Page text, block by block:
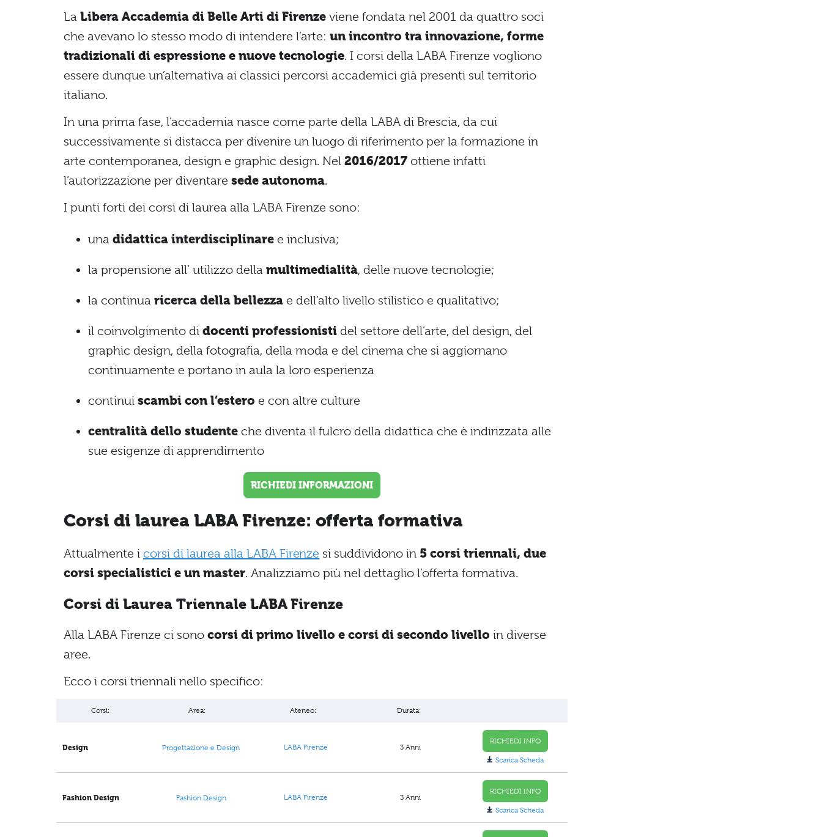
La Libera Accademia di Belle Arti di Firenze viene fondata nel 2001 da quattro soci
che avevano lo stesso modo di intendere l’arte: un incontro tra innovazione, forme
tradizionali di espressione e nuove tecnologie. I corsi della LABA Firenze vogliono
essere dunque un’alternativa ai classici percorsi accademici già presenti sul territorio
italiano.
In una prima fase, l’accademia nasce come parte della LABA di Brescia, da cui
successivamente si distacca per divenire un luogo di riferimento per la formazione in
arte contemporanea, design e graphic design. Nel 2016/2017 ottiene infatti
l’autorizzazione per diventare sede autonoma.
I punti forti dei corsi di laurea alla LABA Firenze sono:
una didattica interdisciplinare e inclusiva;
la propensione all’ utilizzo della multimedialità, delle nuove tecnologie;
la continua ricerca della bellezza e dell’alto livello stilistico e qualitativo;
il coinvolgimento di docenti professionisti del settore dell’arte, del design, del
graphic design, della fotografia, della moda e del cinema che si aggiornano
continuamente e portano in aula la loro esperienza
continui scambi con l’estero e con altre culture
centralità dello studente che diventa il fulcro della didattica che è indirizzata alle
sue esigenze di apprendimento
RICHIEDI INFORMAZIONI
Corsi di laurea LABA Firenze: offerta formativa
Attualmente i corsi di laurea alla LABA Firenze si suddividono in 5 corsi triennali, due
corsi specialistici e un master. Analizziamo più nel dettaglio l’offerta formativa.
Corsi di Laurea Triennale LABA Firenze
Alla LABA Firenze ci sono corsi di primo livello e corsi di secondo livello in diverse
aree.
Ecco i corsi triennali nello specifico:
Corsi: Area: Ateneo: Durata:
Design Progettazione e Design LABA Firenze 3 Anni
RICHIEDI INFO
Scarica Scheda
Fashion Design Fashion Design LABA Firenze 3 Anni
RICHIEDI INFO
Scarica Scheda